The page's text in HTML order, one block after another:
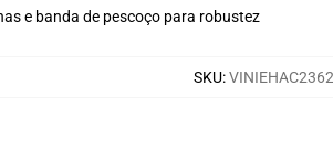
e banda de pescoço para robustez
SKU: